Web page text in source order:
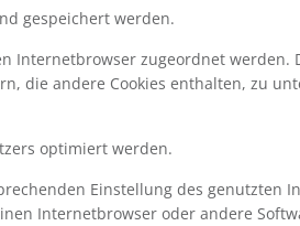
gespeichert werden.
Internetbrowser zugeordnet werden.
die andere Cookies enthalten, zu
optimiert werden.
Einstellung des genutzten
Internetbrowser oder andere